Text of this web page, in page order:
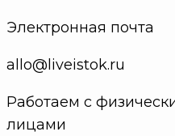
Электронная почта
allo@liveistok.ru
Работаем с
лицами